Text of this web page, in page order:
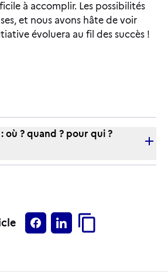
à accomplir. Les possibilités
et nous avons hâte de voir
évoluera au fil des succès !